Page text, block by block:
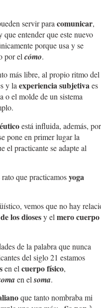
servir para comunicar,
que entender que este nuevo
porque usa y se
por el cómo.
más libre, al propio ritmo del
y la experiencia subjetivaes
o el molde de un sistema
está influida, además,
pone en primer lugar la
el practicante se adapte al
rato que practicamosyoga
vemos que no hay
los diosesy elmero cuerpo
de la palabra que nunca
del siglo 21 estamos
en el cuerpo físico,
en elsoma.
que tanto nombraba mi